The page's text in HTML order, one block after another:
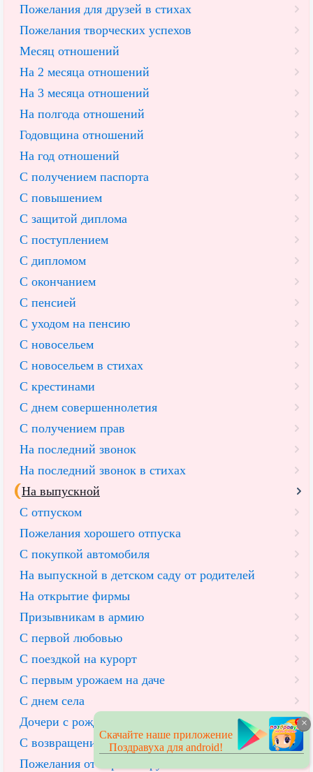
Пожелания для друзей в стихах
Пожелания творческих успехов
Месяц отношений
На 2 месяца отношений
На 3 месяца отношений
На полгода отношений
Годовщина отношений
На год отношений
С получением паспорта
С повышением
С защитой диплома
С поступлением
С дипломом
С окончанием
С пенсией
С уходом на пенсию
С новосельем
С новосельем в стихах
С крестинами
С днем совершеннолетия
С получением прав
На последний звонок
На последний звонок в стихах
На выпускной
С отпуском
Пожелания хорошего отпуска
С покупкой автомобиля
На выпускной в детском саду от родителей
На открытие фирмы
Призывникам в армию
С первой любовью
С поездкой на курорт
С первым урожаем на даче
С днем села
Дочери с рождением дочери от мамы
С возвращением из армии
Пожелания от коронавируса
×
Скачайте наше приложение
Поздравуха для android!